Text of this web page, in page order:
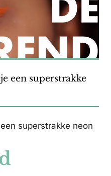
een superstrakke
superstrakke neon